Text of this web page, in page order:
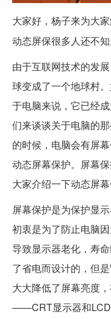
大家好，杨子来为大
动态屏保很多人还不
由于互联网技术的发
球变成了一个地球村
于电脑来说，它已经
们来谈谈关于电脑的
的时候，电脑会有屏
动态屏幕保护。屏幕
大家介绍一下动态屏幕
屏幕保护是为保护显
初衷是为了防止电脑
导致显示器老化，寿
了省电而设计的，但
大大降低了屏幕亮度
——CRT显示器和LCD